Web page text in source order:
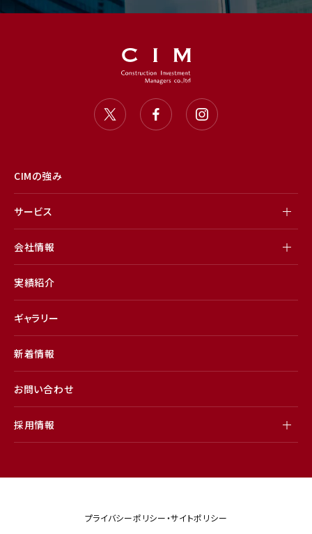
CIMの強み
サービス
会社情報
実績紹介
ギャラリー
新着情報
お問い合わせ
採用情報
プライバシーポリシー・サイトポリシー